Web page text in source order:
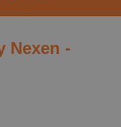
Nexen -